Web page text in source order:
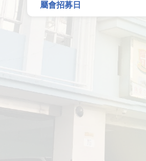
屬會招募日